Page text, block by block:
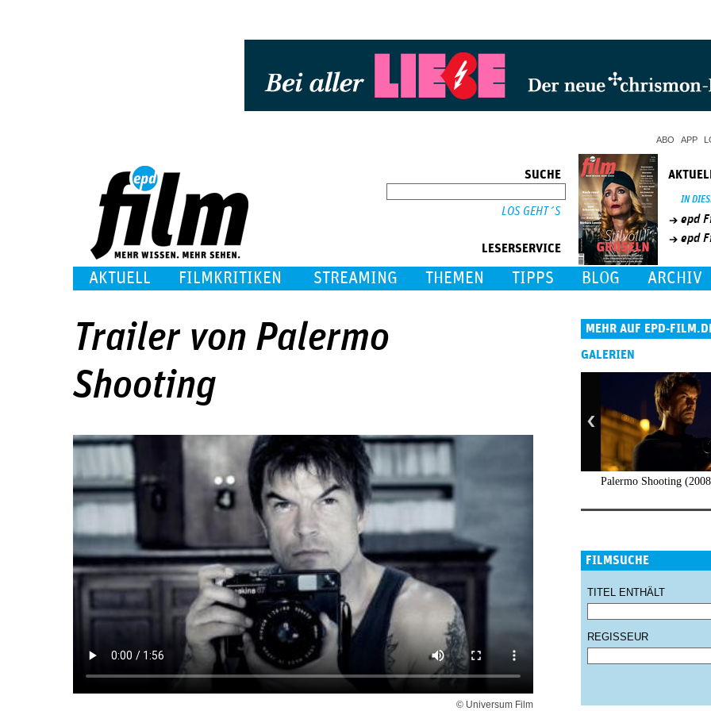
ABO APP
SUCHE
LESERSERVICE
IN
epd
epd
AKTUELL FILMKRITIKEN STREAMING THEMEN TIPPS BLOG ARCHIV
Trailer von Palermo
Shooting
© Universum Film
MEHR AUF EPD-
GALERIEN
Palermo Shooting
FILMSUCHE
TITEL ENTHÄLT
REGISSEUR